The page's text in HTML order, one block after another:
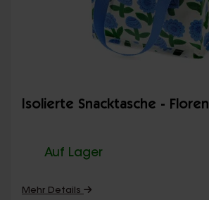
Isolierte Snacktasche -
Auf Lager
Mehr Details